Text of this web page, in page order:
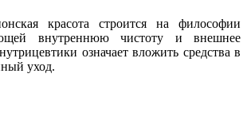
красота строится на философии
внутреннюю чистоту и внешнее
означает вложить средства в
уход.